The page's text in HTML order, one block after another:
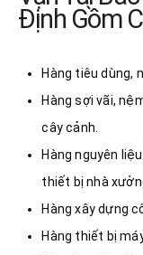
Định Gồm
Hàng tiêu dùng,
Hàng sợi vãi,
cây cảnh.
Hàng nguyên
thiết bị nhà
Hàng xây dựng
Hàng thiết bị